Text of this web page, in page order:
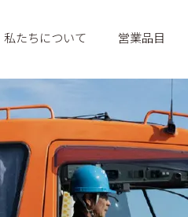
私たちについて 営業品目